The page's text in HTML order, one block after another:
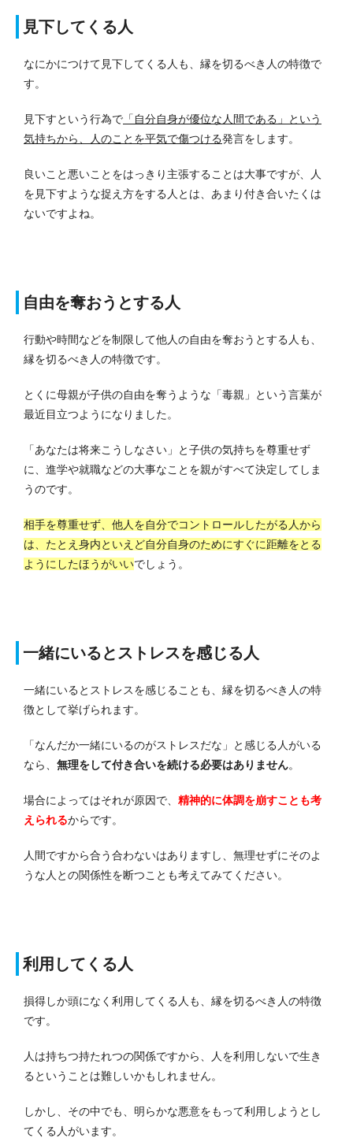
見下してくる人
なにかにつけて見下してくる人も、縁を切るべき人の特徴で
す。
見下すという行為で 「自分自身が優位な人間である」という
気持ちから、人のことを平気で傷つける発言をします。
良いこと悪いことをはっきり主張することは大事ですが、人
を見下すような捉え方をする人とは、あまり付き合いたくは
ないですよね。
自由を奪おうとする人
行動や時間などを制限して他人の自由を奪おうとする人も、
縁を切るべき人の特徴です。
とくに母親が子供の自由を奪うような「毒親」という言葉が
最近目立つようになりました。
「あなたは将来こうしなさい」と子供の気持ちを尊重せず
に、進学や就職などの大事なことを親がすべて決定してしま
うのです。
相手を尊重せず、他人を自分でコントロールしたがる人から
は、たとえ身内といえど自分自身のためにすぐに距離をとる
ようにしたほうがいいでしょう。
一緒にいるとストレスを感じる人
一緒にいるとストレスを感じることも、縁を切るべき人の特
徴として挙げられます。
「なんだか一緒にいるのがストレスだな」と感じる人がいる
なら、 無理をして付き合いを続ける必要はありません。
場合によってはそれが原因で、 精神的に体調を崩すことも考
えられるからです。
人間ですから合う合わないはありますし、無理せずにそのよ
うな人との関係性を断つことも考えてみてください。
利用してくる人
損得しか頭になく利用してくる人も、縁を切るべき人の特徴
です。
人は持ちつ持たれつの関係ですから、人を利用しないで生き
るということは難しいかもしれません。
しかし、その中でも、明らかな悪意をもって利用しようとし
てくる人がいます。